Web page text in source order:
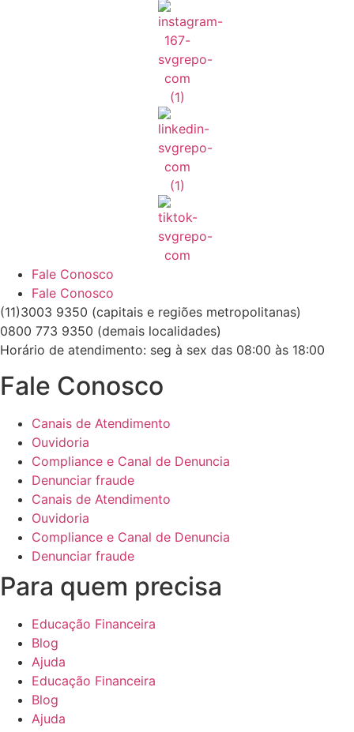
Fale Conosco
Fale Conosco
(11)3003 9350 (capitais e regiões metropolitanas)
0800 773 9350 (demais localidades)
Horário de atendimento: seg à sex das 08:00 às 18:00
Fale Conosco
Canais de Atendimento
Ouvidoria
Compliance e Canal de Denuncia
Denunciar fraude
Canais de Atendimento
Ouvidoria
Compliance e Canal de Denuncia
Denunciar fraude
Para quem precisa
Educação Financeira
Blog
Ajuda
Educação Financeira
Blog
Ajuda